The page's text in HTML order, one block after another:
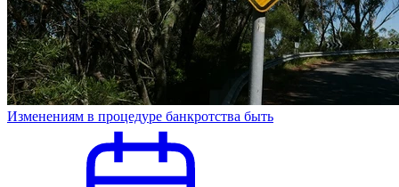
Изменениям в процедуре банкротства быть